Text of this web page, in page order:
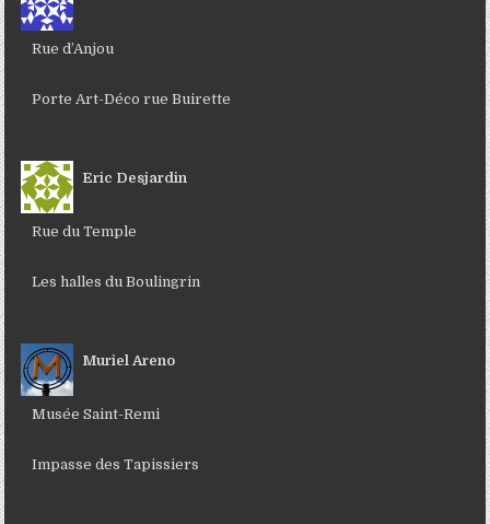
Rue d’Anjou
Porte Art-Déco rue Buirette
Eric Desjardin
Rue du Temple
Les halles du Boulingrin
Muriel Areno
Musée Saint-Remi
Impasse des Tapissiers